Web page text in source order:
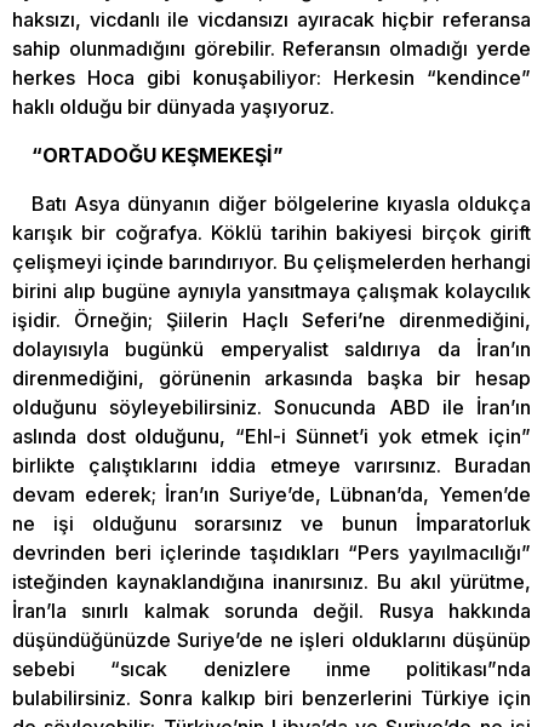
haksızı, vicdanlı ile vicdansızı ayıracak hiçbir referansa
sahip olunmadığını görebilir. Referansın olmadığı yerde
herkes Hoca gibi konuşabiliyor: Herkesin “kendince”
haklı olduğu bir dünyada yaşıyoruz.
“ORTADOĞU KEŞMEKEŞİ”
Batı Asya dünyanın diğer bölgelerine kıyasla oldukça
karışık bir coğrafya. Köklü tarihin bakiyesi birçok girift
çelişmeyi içinde barındırıyor. Bu çelişmelerden herhangi
birini alıp bugüne aynıyla yansıtmaya çalışmak kolaycılık
işidir. Örneğin; Şiilerin Haçlı Seferi’ne direnmediğini,
dolayısıyla bugünkü emperyalist saldırıya da İran’ın
direnmediğini, görünenin arkasında başka bir hesap
olduğunu söyleyebilirsiniz. Sonucunda ABD ile İran’ın
aslında dost olduğunu, “Ehl-i Sünnet’i yok etmek için”
birlikte çalıştıklarını iddia etmeye varırsınız. Buradan
devam ederek; İran’ın Suriye’de, Lübnan’da, Yemen’de
ne işi olduğunu sorarsınız ve bunun İmparatorluk
devrinden beri içlerinde taşıdıkları “Pers yayılmacılığı”
isteğinden kaynaklandığına inanırsınız. Bu akıl yürütme,
İran’la sınırlı kalmak sorunda değil. Rusya hakkında
düşündüğünüzde Suriye’de ne işleri olduklarını düşünüp
sebebi “sıcak denizlere inme politikası”nda
bulabilirsiniz. Sonra kalkıp biri benzerlerini Türkiye için